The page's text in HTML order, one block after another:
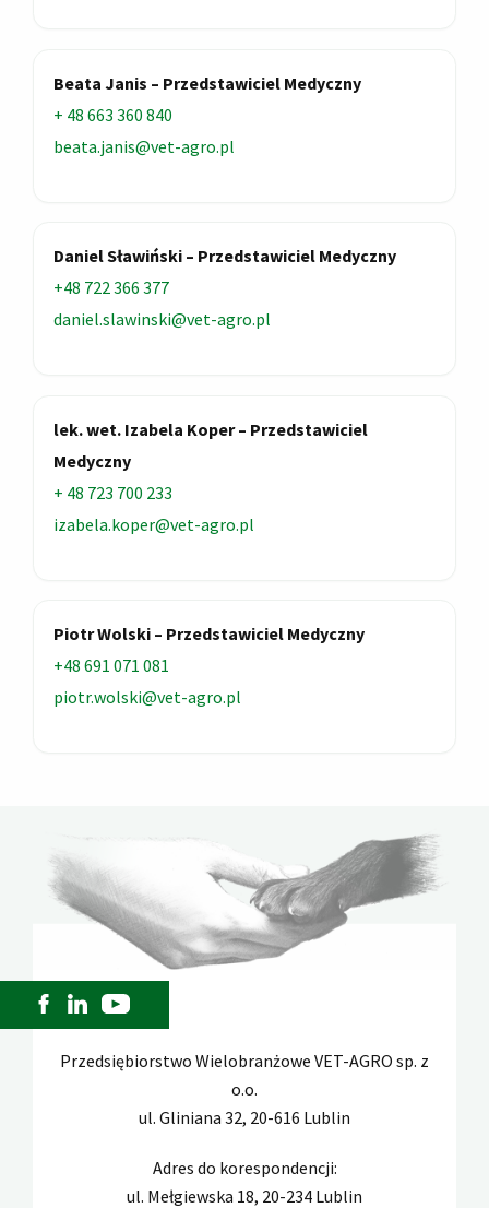
Beata Janis – Przedstawiciel Medyczny
+ 48 663 360 840
beata.janis@vet-agro.pl
Daniel Sławiński – Przedstawiciel Medyczny
+48 722 366 377
daniel.slawinski@vet-agro.pl
lek. wet. Izabela Koper – Przedstawiciel
Medyczny
+ 48 723 700 233
izabela.koper@vet-agro.pl
Piotr Wolski – Przedstawiciel Medyczny
+48 691 071 081
piotr.wolski@vet-agro.pl
Przedsiębiorstwo Wielobranżowe VET-AGRO sp. z
o.o.
ul. Gliniana 32, 20-616 Lublin
Adres do korespondencji:
ul. Mełgiewska 18, 20-234 Lublin